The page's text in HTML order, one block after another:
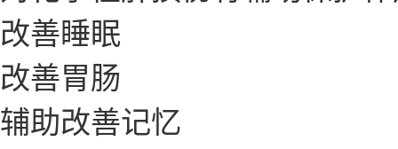
改善睡眠
改善胃肠
辅助改善记忆